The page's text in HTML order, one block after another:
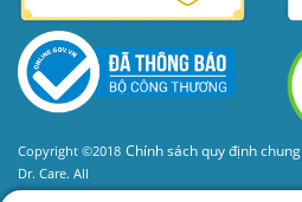
Chính sách quy định chung
Copyright ©2018
Dr. Care. All
Rights Reserved